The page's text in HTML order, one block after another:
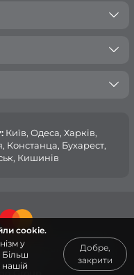
Київ, Одеса, Харків,
Констанца, Бухарест,
Кишинів
одягу InWhite.
cookie.
у
Більш
нашій
Добре,
закрити